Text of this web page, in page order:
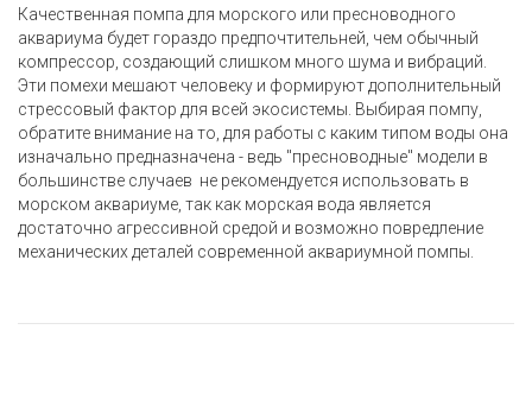
Качественная помпа для морского или пресноводного
аквариума будет гораздо предпочтительней, чем обычный
компрессор, создающий слишком много шума и вибраций.
Эти помехи мешают человеку и формируют дополнительный
стрессовый фактор для всей экосистемы. Выбирая помпу,
обратите внимание на то, для работы с каким типом воды она
изначально предназначена - ведь "пресноводные" модели в
большинстве случаев не рекомендуется использовать в
морском аквариуме, так как морская вода является
достаточно агрессивной средой и возможно повредление
механических деталей современной аквариумной помпы.